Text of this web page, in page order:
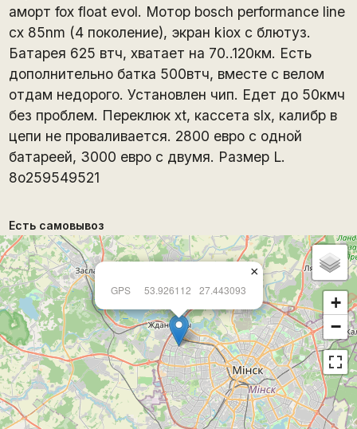
аморт fox float evol. Мотор bosch performance line
cx 85nm (4 поколение), экран kiox с блютуз.
Батарея 625 втч, хватает на 70..120км. Есть
дополнительно батка 500втч, вместе с велом
отдам недорого. Установлен чип. Едет до 50кмч
без проблем. Переклюк xt, кассета slx, калибр в
цепи не проваливается. 2800 евро с одной
батареей, 3000 евро с двумя. Размер L.
8o259549521
Есть самовывоз
GPS 53.926112 27.443093
×
+
−